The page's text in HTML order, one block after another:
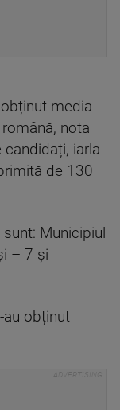
media
nota
iarla
de 130
Municipiul
– 7 și
au obținut